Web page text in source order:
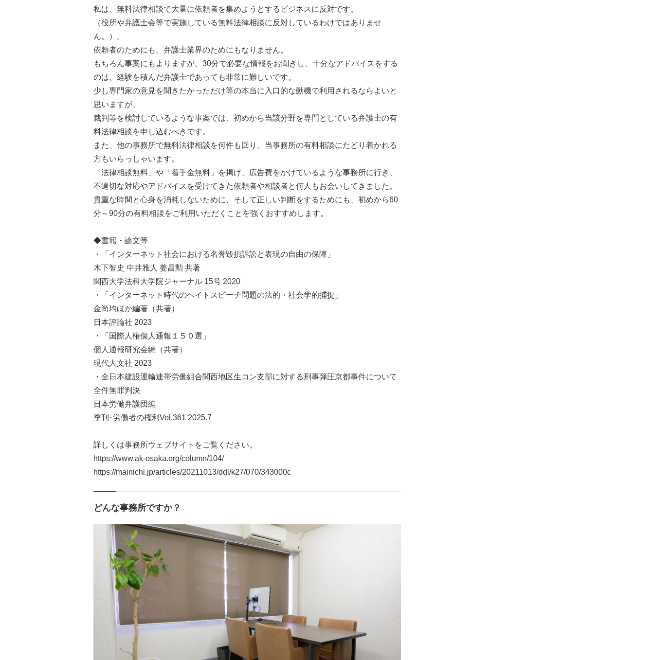
私は、無料法律相談で大量に依頼者を集めようとするビジネスに反対です。
（役所や弁護士会等で実施している無料法律相談に反対しているわけではありませ
ん。）。
依頼者のためにも、弁護士業界のためにもなりません。
もちろん事案にもよりますが、30分で必要な情報をお聞きし、十分なアドバイスをする
のは、経験を積んだ弁護士であっても非常に難しいです。
少し専門家の意見を聞きたかっただけ等の本当に入口的な動機で利用されるならよいと
思いますが、
裁判等を検討しているような事案では、初めから当該分野を専門としている弁護士の有
料法律相談を申し込むべきです。
また、他の事務所で無料法律相談を何件も回り、当事務所の有料相談にたどり着かれる
方もいらっしゃいます。
「法律相談無料」や「着手金無料」を掲げ、広告費をかけているような事務所に行き、
不適切な対応やアドバイスを受けてきた依頼者や相談者と何人もお会いしてきました。
貴重な時間と心身を消耗しないために、そして正しい判断をするためにも、初めから60
分～90分の有料相談をご利用いただくことを強くおすすめします。
◆書籍・論文等
・「インターネット社会における名誉毀損訴訟と表現の自由の保障」
木下智史 中井雅人 姜昌勲 共著
関西大学法科大学院ジャーナル 15号 2020
・「インターネット時代のヘイトスピーチ問題の法的・社会学的捕捉」
金尚均ほか編著（共著）
日本評論社 2023
・「国際人権個人通報１５０選」
個人通報研究会編（共著）
現代人文社 2023
・全日本建設運輸連帯労働組合関西地区生コン支部に対する刑事弾圧京都事件について
全件無罪判決
日本労働弁護団編
季刊･労働者の権利Vol.361 2025.7
詳しくは事務所ウェブサイトをご覧ください。
https://www.ak-osaka.org/column/104/
https://mainichi.jp/articles/20211013/ddl/k27/070/343000c
どんな事務所ですか？